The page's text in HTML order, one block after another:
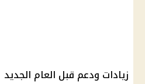
زيادات ودعم قبل العام الجديد